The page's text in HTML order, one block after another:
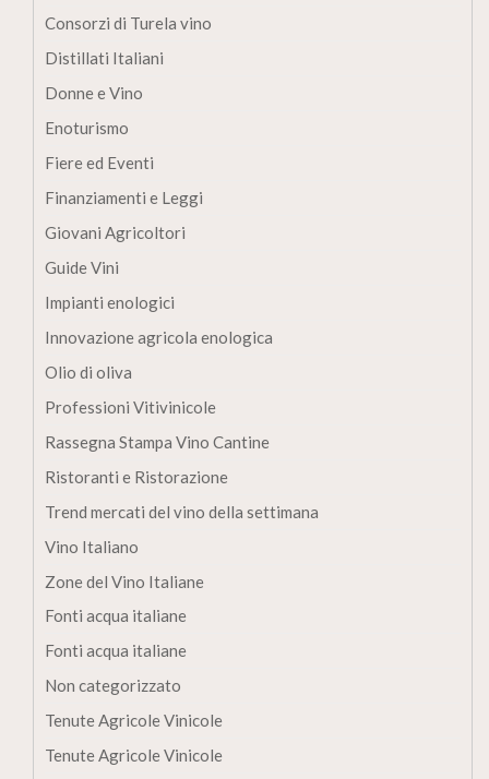
Consorzi di Turela vino
Distillati Italiani
Donne e Vino
Enoturismo
Fiere ed Eventi
Finanziamenti e Leggi
Giovani Agricoltori
Guide Vini
Impianti enologici
Innovazione agricola enologica
Olio di oliva
Professioni Vitivinicole
Rassegna Stampa Vino Cantine
Ristoranti e Ristorazione
Trend mercati del vino della settimana
Vino Italiano
Zone del Vino Italiane
Fonti acqua italiane
Fonti acqua italiane
Non categorizzato
Tenute Agricole Vinicole
Tenute Agricole Vinicole